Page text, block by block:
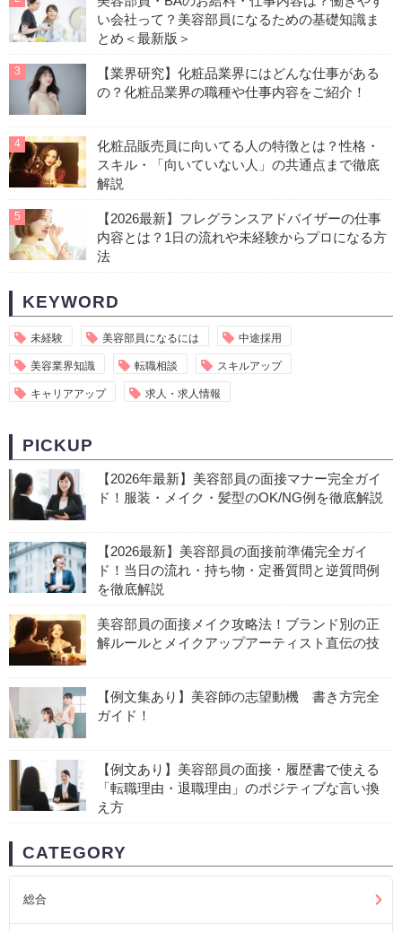
い会社って？美容部員になるための基礎知識ま
とめ＜最新版＞
3
【業界研究】化粧品業界にはどんな仕事がある
の？化粧品業界の職種や仕事内容をご紹介！
4
化粧品販売員に向いてる人の特徴とは？性格・
スキル・「向いていない人」の共通点まで徹底
解説
5
【2026最新】フレグランスアドバイザーの仕事
内容とは？1日の流れや未経験からプロになる方
法
KEYWORD
未経験 美容部員になるには 中途採用
美容業界知識 転職相談 スキルアップ
キャリアアップ 求人・求人情報
PICKUP
【2026年最新】美容部員の面接マナー完全ガイ
ド！服装・メイク・髪型のOK/NG例を徹底解説
【2026最新】美容部員の面接前準備完全ガイ
ド！当日の流れ・持ち物・定番質問と逆質問例
を徹底解説
美容部員の面接メイク攻略法！ブランド別の正
解ルールとメイクアップアーティスト直伝の技
【例文集あり】美容師の志望動機 書き方完全
ガイド！
【例文あり】美容部員の面接・履歴書で使える
「転職理由・退職理由」のポジティブな言い換
え方
CATEGORY
総合